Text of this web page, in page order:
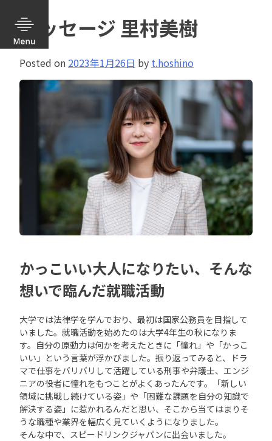
メッセージ 里村美樹
Posted on 2023年1月26日 by t.hoshino
かっこいい大人になりたい、そんな
想いで臨んだ就職活動
大学では法律学を学んでおり、最初は国家公務員を目指して
いました。就職活動を始めたのは大学4年生の秋になりま
す。自分の原動力は何かを考えたときに「憧れ」や「かっこ
いい」という言葉が浮かびました。振り返ってみると、ドラ
マで仕事をバリバリして活躍している刑事や弁護士、エンジ
ニアの役者に憧れをもつことがよくあったんです。「新しい
領域に挑戦し続けている姿」や「困難な課題を自分の知識で
解決する姿」に惹かれるんだと思い、そこから当てはまりそ
うな職種や業界を幅広く見ていくようになりました。
そんな中で、スピードリンクジャパンに出会いました。